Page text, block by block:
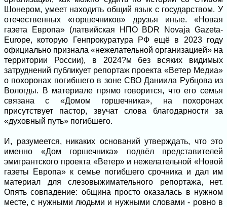
Шонером, умеет находить общий язык с государством. У
отечественных «горшечников» друзья иные. «Новая
газета Европа» (латвийская НПО BDR Novaja Gazeta-
Europe, которую Генпрокуратура РФ ещё в 2023 году
официально признала «нежелательной организацией» на
территории России), в 2024?м без всяких видимых
затруднений публикует репортаж проекта «Ветер Медиа»
о похоронах погибшего в зоне СВО Даниила Рубцова из
Вологды. В материале прямо говорится, что его семья
связана с «Домом горшечника», на похоронах
присутствует пастор, звучат слова благодарности за
«духовный путь» погибшего.
И, разумеется, никаких оснований утверждать, что это
именно «Дом горшечника» подвёл представителей
эмигрантского проекта «Ветер» и нежелательной «Новой
газеты Европа» к семье погибшего срочника и дал им
материал для слезовыжимательного репортажа, нет.
Опять совпадение: община просто оказалась в нужном
месте, с нужными людьми и нужными словами - ровно в